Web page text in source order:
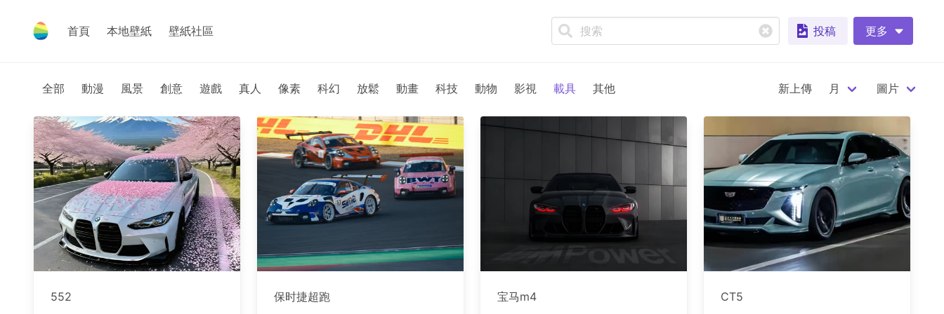
首頁 本地壁紙 壁紙社區 投稿 更多
全部 動漫 風景 創意 遊戲 真人 像素 科幻 放鬆 動畫 科技 動物 影視 載具 其他 新上傳 月 圖片
552 保时捷超跑 宝马m4 CT5